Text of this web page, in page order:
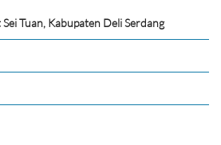
Tuan, Kabupaten Deli Serdang